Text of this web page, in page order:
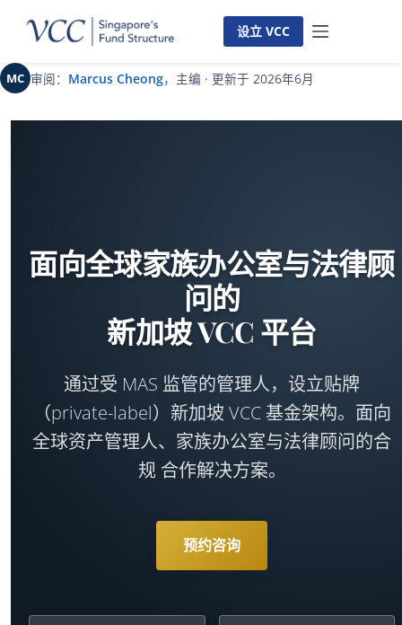
容
设立 VCC
MC 审阅： Marcus Cheong，主编 · 更新于 2026年6月
面向全球家族办公室与法律顾
问的
新加坡 VCC 平台
通过受 MAS 监管的管理人，设立贴牌
（private-label）新加坡 VCC 基金架构。面向
全球资产管理人、家族办公室与法律顾问的合
规 合作解决方案。
预约咨询